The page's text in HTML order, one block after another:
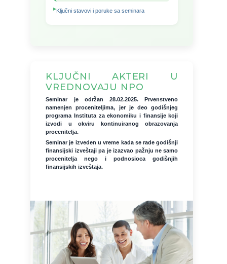
Ključni stavovi i poruke sa seminara
KLJUČNI AKTERI U
VREDNOVAJU NPO
Seminar je održan 28.02.2025. Prvenstveno
namenjen proceniteljima, jer je deo godišnjeg
programa Instituta za ekonomiku i finansije koji
izvodi u okviru kontinuiranog obrazovanja
procenitelja.
Seminar je izveden u vreme kada se rade godišnji
finansijski izveštaji pa je izazvao pažnju ne samo
procenitelja nego i podnosioca godišnjih
finansijskih izveštaja.